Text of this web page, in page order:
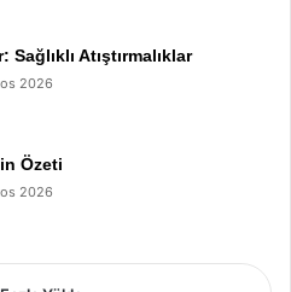
Sağlıklı Atıştırmalıklar
2026
Özeti
2026